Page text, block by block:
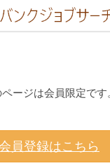
ページは会員限定です
員登録はこちら